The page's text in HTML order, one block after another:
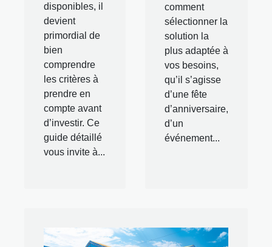
disponibles, il
devient
primordial de
bien
comprendre
les critères à
prendre en
compte avant
d’investir. Ce
guide détaillé
vous invite à...
comment
sélectionner la
solution la
plus adaptée à
vos besoins,
qu’il s’agisse
d’une fête
d’anniversaire,
d’un
événement...